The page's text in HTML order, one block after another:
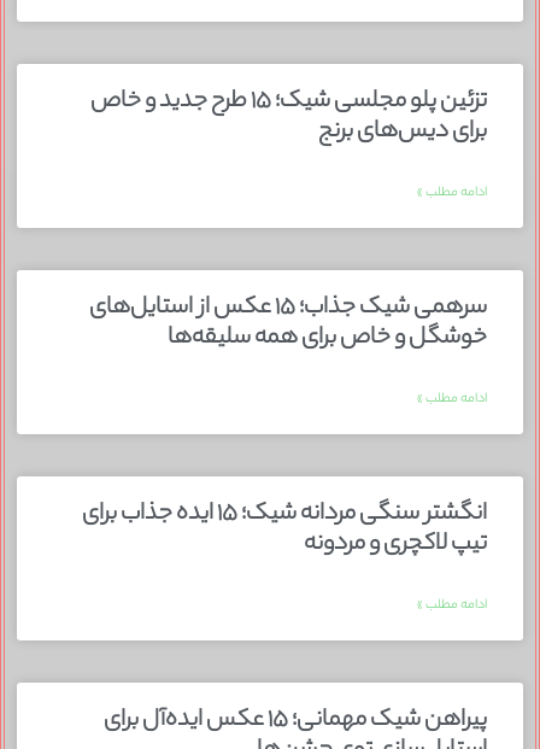
تزئین پلو مجلسی شیک؛ ۱۵ طرح جدید و خاص
برای دیس‌های برنج
ادامه مطلب »
سرهمی شیک جذاب؛ ۱۵ عکس از استایل‌های
خوشگل و خاص برای همه سلیقه‌ها
ادامه مطلب »
انگشتر سنگی مردانه شیک؛ ۱۵ ایده جذاب برای
تیپ لاکچری و مردونه
ادامه مطلب »
پیراهن شیک مهمانی؛ ۱۵ عکس ایده‌آل برای